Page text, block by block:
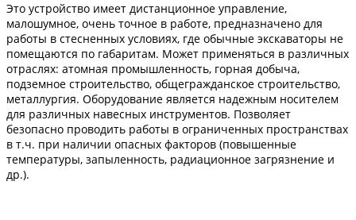
Это устройство имеет дистанционное управление,
малошумное, очень точное в работе, предназначено для
работы в стесненных условиях, где обычные экскаваторы не
помещаются по габаритам. Может применяться в различных
отраслях: атомная промышленность, горная добыча,
подземное строительство, общегражданское строительство,
металлургия. Оборудование является надежным носителем
для различных навесных инструментов. Позволяет
безопасно проводить работы в ограниченных пространствах
в т.ч. при наличии опасных факторов (повышенные
температуры, запыленность, радиационное загрязнение и
др.).